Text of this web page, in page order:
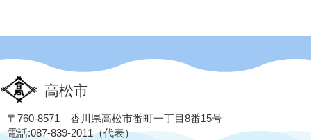
高松市
〒760-8571 香川県高松市番町一丁目8番15号
電話:087-839-2011（代表）